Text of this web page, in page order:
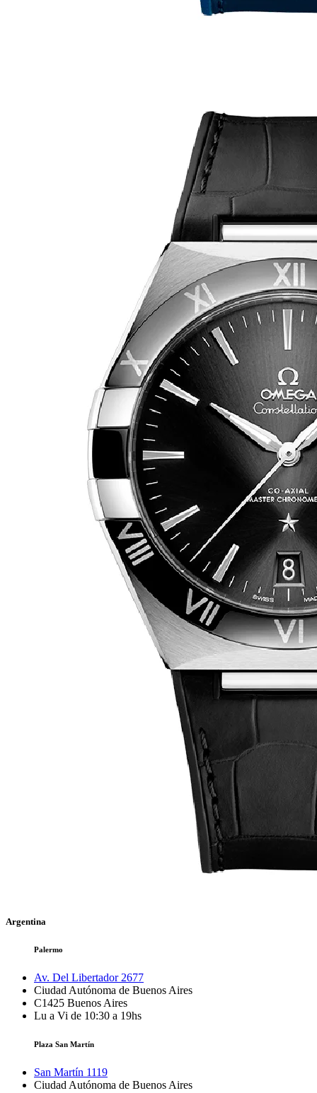
Argentina
Palermo
Av. Del Libertador 2677
Ciudad Autónoma de Buenos Aires
C1425 Buenos Aires
Lu a Vi de 10:30 a 19hs
Plaza San Martín
San Martín 1119
Ciudad Autónoma de Buenos Aires